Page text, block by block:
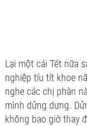
Lại một cái Tết nữa
nghiệp tíu tít khoe
nghe các chị phàn
mình dửng dưng.
không bao giờ thay